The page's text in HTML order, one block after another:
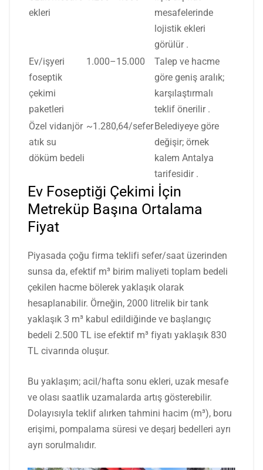
ekleri
mesafelerinde
lojistik ekleri
görülür .
Ev/işyeri
foseptik
çekimi
paketleri
1.000–15.000
Talep ve hacme
göre geniş aralık;
karşılaştırmalı
teklif önerilir .
Özel vidanjör
atık su
döküm bedeli
~1.280,64/seferBelediyeye göre
değişir; örnek
kalem Antalya
tarifesidir .
Ev Foseptiği Çekimi İçin
Metreküp Başına Ortalama
Fiyat
Piyasada çoğu firma teklifi sefer/saat üzerinden
sunsa da, efektif m³ birim maliyeti toplam bedeli
çekilen hacme bölerek yaklaşık olarak
hesaplanabilir. Örneğin, 2000 litrelik bir tank
yaklaşık 3 m³ kabul edildiğinde ve başlangıç
bedeli 2.500 TL ise efektif m³ fiyatı yaklaşık 830
TL civarında oluşur.
Bu yaklaşım; acil/hafta sonu ekleri, uzak mesafe
ve olası saatlik uzamalarda artış gösterebilir.
Dolayısıyla teklif alırken tahmini hacim (m³), boru
erişimi, pompalama süresi ve deşarj bedelleri ayrı
ayrı sorulmalıdır.